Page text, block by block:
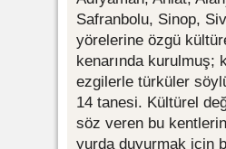
Safranbolu, Sinop,
yörelerine özgü
kenarında kurulmuş;
ezgilerle türküler
14 tanesi. Kültürel
söz veren bu
yurda duyurmak için